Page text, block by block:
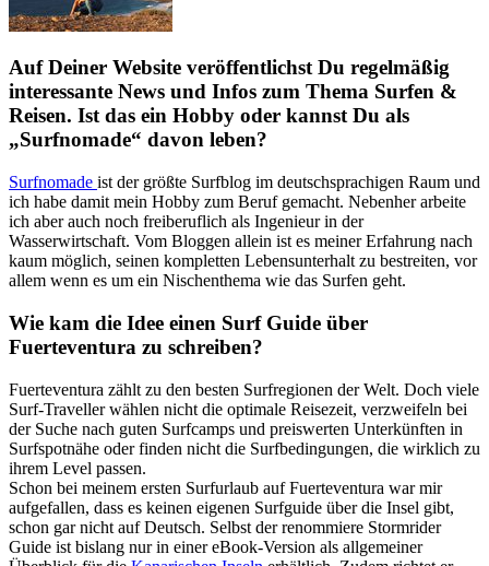
Auf Deiner Website veröffentlichst Du regelmäßig
interessante News und Infos zum Thema Surfen &
Reisen. Ist das ein Hobby oder kannst Du als
„Surfnomade“ davon leben?
Surfnomade ist der größte Surfblog im deutschsprachigen Raum und
ich habe damit mein Hobby zum Beruf gemacht. Nebenher arbeite
ich aber auch noch freiberuflich als Ingenieur in der
Wasserwirtschaft. Vom Bloggen allein ist es meiner Erfahrung nach
kaum möglich, seinen kompletten Lebensunterhalt zu bestreiten, vor
allem wenn es um ein Nischenthema wie das Surfen geht.
Wie kam die Idee einen Surf Guide über
Fuerteventura zu schreiben?
Fuerteventura zählt zu den besten Surfregionen der Welt. Doch viele
Surf-Traveller wählen nicht die optimale Reisezeit, verzweifeln bei
der Suche nach guten Surfcamps und preiswerten Unterkünften in
Surfspotnähe oder finden nicht die Surfbedingungen, die wirklich zu
ihrem Level passen.
Schon bei meinem ersten Surfurlaub auf Fuerteventura war mir
aufgefallen, dass es keinen eigenen Surfguide über die Insel gibt,
schon gar nicht auf Deutsch. Selbst der renommiere Stormrider
Guide ist bislang nur in einer eBook-Version als allgemeiner